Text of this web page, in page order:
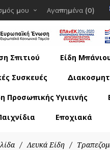
μου Αγαπημένα (0)
Σπιτιού Είδη
Συσκευές
Προσωπικής Υγιεινής
Εποχιακά
/ Λευκά Είδη /